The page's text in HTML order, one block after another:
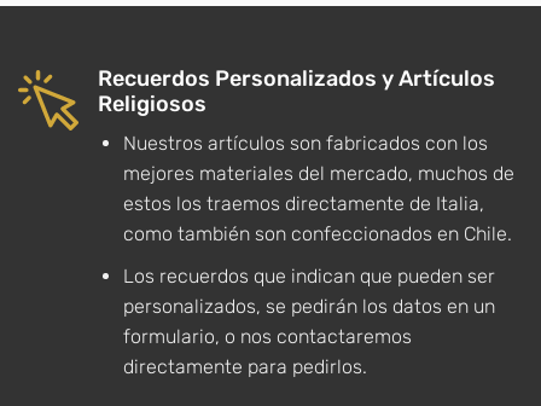
Recuerdos Personalizados y Artículos
Religiosos
Nuestros artículos son fabricados con los
mejores materiales del mercado, muchos de
estos los traemos directamente de Italia,
como también son confeccionados en Chile.
Los recuerdos que indican que pueden ser
personalizados, se pedirán los datos en un
formulario, o nos contactaremos
directamente para pedirlos.